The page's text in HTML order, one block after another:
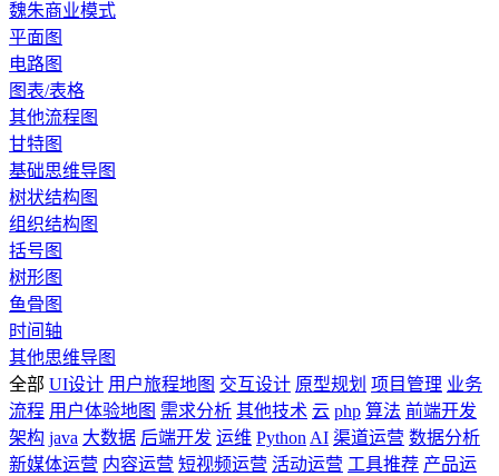
魏朱商业模式
平面图
电路图
图表/表格
其他流程图
甘特图
基础思维导图
树状结构图
组织结构图
括号图
树形图
鱼骨图
时间轴
其他思维导图
全部 UI设计 用户旅程地图 交互设计 原型规划 项目管理 业务
流程 用户体验地图 需求分析 其他技术 云 php 算法 前端开发
架构 java 大数据 后端开发 运维 Python AI 渠道运营 数据分析
新媒体运营 内容运营 短视频运营 活动运营 工具推荐 产品运